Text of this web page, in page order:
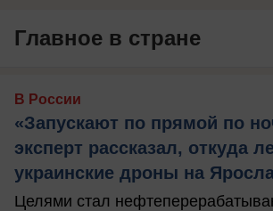
Главное в стране
В России
«Запускают по прямой по
эксперт рассказал, откуда
украинские дроны на
Целями стал